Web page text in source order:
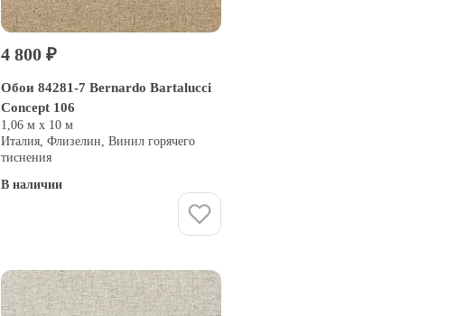
4 800 ₽
Обои 84281-7 Bernardo Bartalucci
Concept 106
1,06 м х 10 м
Италия, Флизелин, Винил горячего
тиснения
В наличии